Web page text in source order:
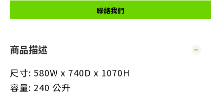
聯絡我們
商品描述
尺寸: 580W x 740D x 1070H
容量: 240 公升